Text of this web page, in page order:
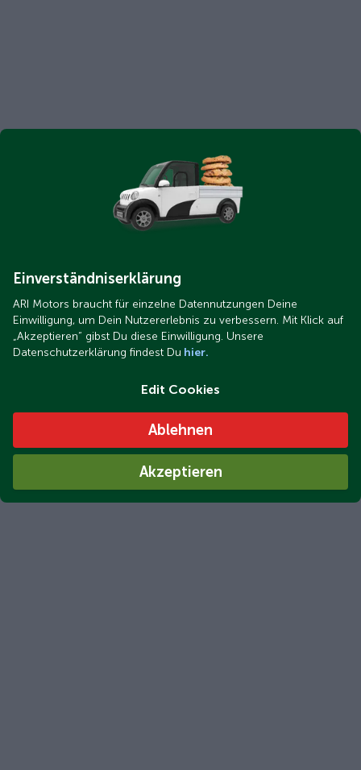
Einverständniserklärung
ARI Motors braucht für einzelne Datennutzungen Deine
Einwilligung, um Dein Nutzererlebnis zu verbessern. Mit Klick auf
„Akzeptieren“ gibst Du diese Einwilligung. Unsere
Datenschutzerklärung findest Du hier.
Edit Cookies
Ablehnen
Akzeptieren